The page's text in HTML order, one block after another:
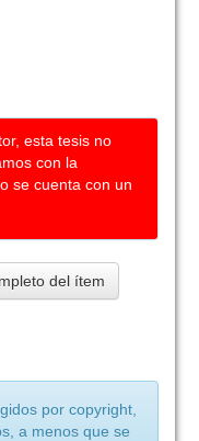
esta tesis no
con la
se cuenta con un
del ítem
por copyright,
a menos que se